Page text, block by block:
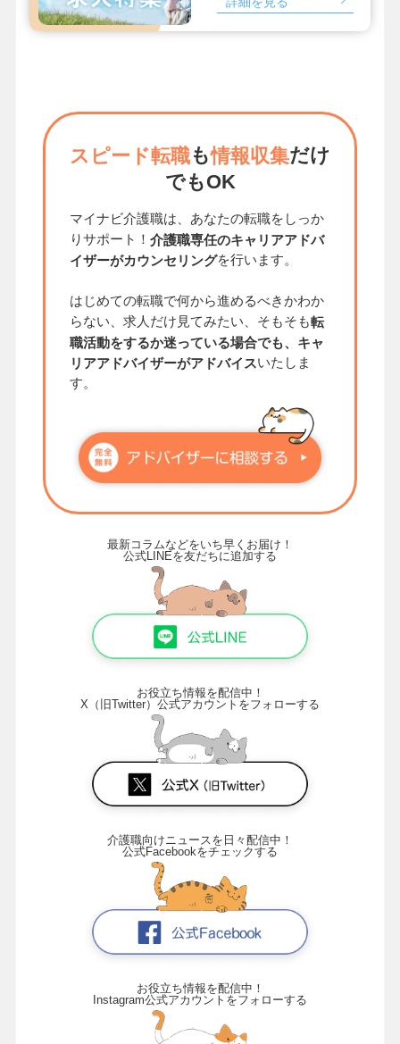
スピード転職も情報収集だけ
でもOK
マイナビ介護職は、あなたの転職をしっか
りサポート！ 介護職専任のキャリアアドバ
イザーがカウンセリングを行います。
はじめての転職で何から進めるべきかわか
らない、求人だけ見てみたい、そもそも転
職活動をするか迷っている場合でも、キャ
リアアドバイザーがアドバイスいたしま
す。
最新コラムなどをいち早くお届け！
公式LINEを友だちに追加する
お役立ち情報を配信中！
X（旧Twitter）公式アカウントをフォローする
介護職向けニュースを日々配信中！
公式Facebookをチェックする
お役立ち情報を配信中！
Instagram公式アカウントをフォローする